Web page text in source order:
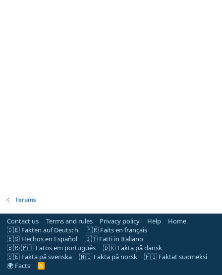
Forums
Contact us Terms and rules Privacy policy Help
Home
🇩🇪 Fakten auf Deutsch
🇫🇷 Faits en français
🇪🇸 Hechos en Español
🇮🇹 Fatti in Italiano
🇧🇷 🇵🇹 Fatos em português
🇩🇰 Fakta på dansk
🇸🇪 Fakta på svenska
🇳🇴 Fakta på norsk
🇫🇮 Faktat suomeksi
🌍 Facts
R